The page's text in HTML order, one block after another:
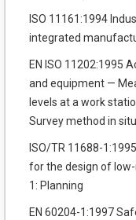
ISO 11161:1994
integrated
EN ISO 11202:1995
and equipment —
levels at a work
Survey method in
ISO/TR 11688-
for the design of
1: Planning
EN 60204-1:1997